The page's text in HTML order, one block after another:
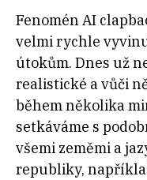
Fenomén AI
velmi rychle
útokům. Dnes už
realistické a vůči
během několika
setkáváme s
všemi zeměmi a
republiky,